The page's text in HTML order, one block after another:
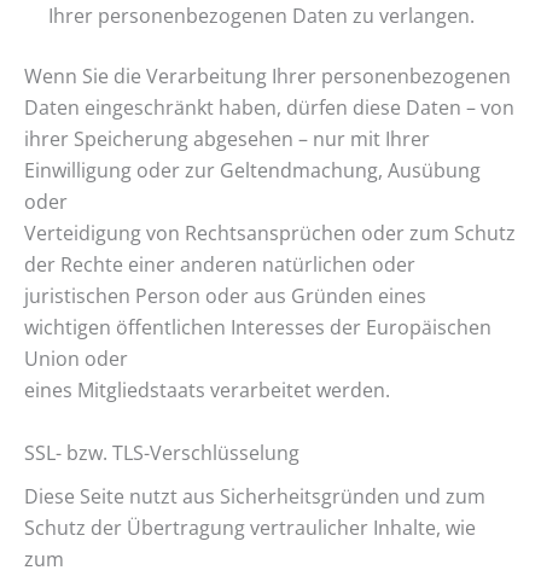
Ihrer personenbezogenen Daten zu verlangen.
Wenn Sie die Verarbeitung Ihrer personenbezogenen
Daten eingeschränkt haben, dürfen diese Daten – von
ihrer Speicherung abgesehen – nur mit Ihrer
Einwilligung oder zur Geltendmachung, Ausübung
oder
Verteidigung von Rechtsansprüchen oder zum Schutz
der Rechte einer anderen natürlichen oder
juristischen Person oder aus Gründen eines
wichtigen öffentlichen Interesses der Europäischen
Union oder
eines Mitgliedstaats verarbeitet werden.
SSL- bzw. TLS-Verschlüsselung
Diese Seite nutzt aus Sicherheitsgründen und zum
Schutz der Übertragung vertraulicher Inhalte, wie
zum